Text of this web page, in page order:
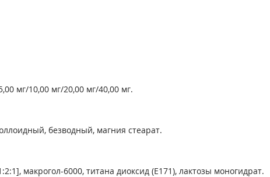
мг/10,00 мг/20,00 мг/40,00 мг.
безводный, магния стеарат.
макрогол-6000, титана диоксид (Е171), лактозы моногидрат.